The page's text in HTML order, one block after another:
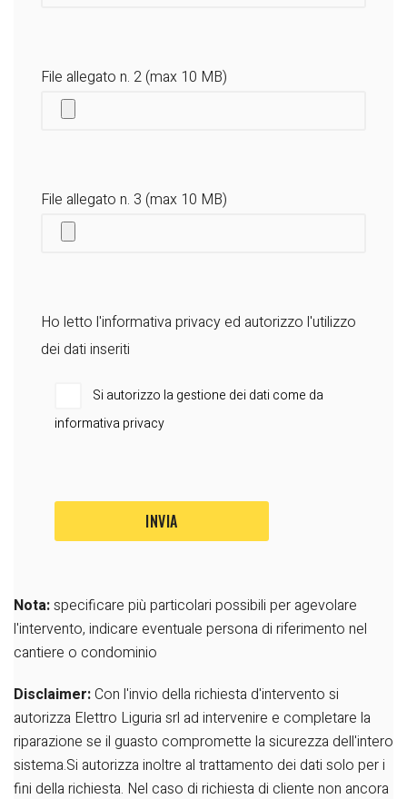
File allegato n. 2 (max 10 MB)
File allegato n. 3 (max 10 MB)
Ho letto l'informativa privacyed autorizzo l'utilizzo
dei dati inseriti
Si autorizzo la gestione dei dati come da
informativa privacy
Nota:specificare più particolari possibili per agevolare
l'intervento, indicare eventuale persona di riferimento nel
cantiere o condominio
Disclaimer:Con l'invio della richiesta d'intervento si
autorizza Elettro Liguria srl ad intervenire e completare la
riparazione se il guasto compromette la sicurezza dell'intero
sistema.Si autorizza inoltre al trattamento dei dati solo per i
fini della richiesta. Nel caso di richiesta di cliente non ancora